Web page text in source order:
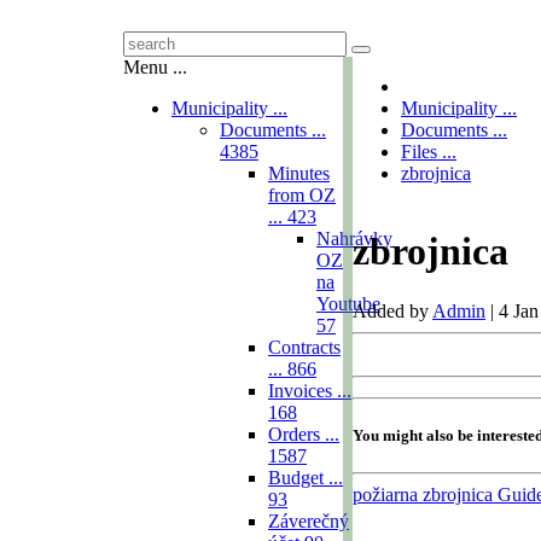
Menu ...
Municipality ...
Documents ...
4385
Minutes
from OZ
... 423
Nahrávky
OZ
na
Youtube
57
Contracts
... 866
Invoices ...
168
Orders ...
1587
Budget ...
93
Záverečný
Municipality ...
Documents ...
Files ...
zbrojnica
zbrojnica
Added by Admin | 4
You might also be
požiarna zbrojnica